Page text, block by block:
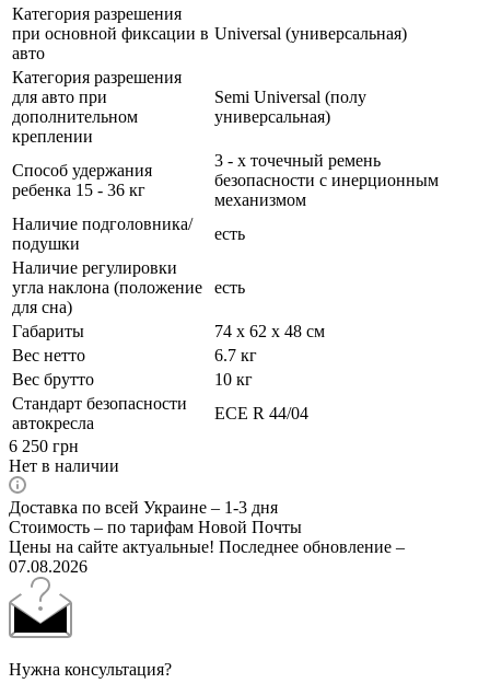
Категория разрешения
при основной фиксации в
авто
Universal (универсальная)
Категория разрешения
для авто при
дополнительном
креплении
Semi Universal (полу
универсальная)
Способ удержания
ребенка 15 - 36 кг
3 - х точечный ремень
безопасности с инерционным
механизмом
Наличие подголовника/
подушки
есть
Наличие регулировки
угла наклона (положение
для сна)
есть
Габариты
74 х 62 х 48 см
Вес нетто
6.7 кг
Вес брутто
10 кг
Стандарт безопасности
автокресла
ECE R 44/04
6 250 грн
Нет в наличии
Доставка по всей Украине – 1-3 дня
Стоимость – по тарифам Новой Почты
Цены на сайте актуальные! Последнее обновление –
07.08.2026
Нужна консультация?